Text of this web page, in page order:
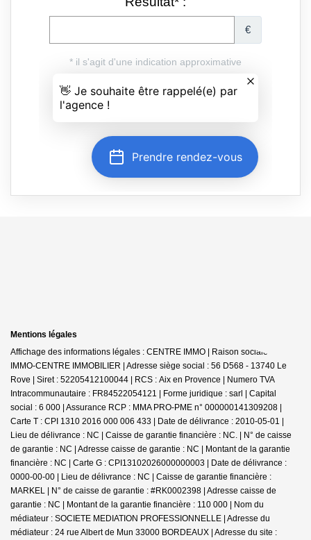
Mentions légales
Affichage des informations légales : CENTRE IMMO | Raison sociale : JDG
IMMO-CENTRE IMMOBILIER | Adresse siège social : 56 D568 - 13740 Le
Rove | Siret : 52205412100044 | RCS : Aix en Provence | Numero TVA
Intracommunautaire : FR84522054121 | Forme juridique : sarl | Capital
social : 6 000 | Assurance RCP : MMA PRO-PME n° 000000141309208 |
Carte T : CPI 1310 2016 000 006 433 | Date de délivrance : 2010-05-01 |
Lieu de délivrance : NC | Caisse de garantie financière : NC. | N° de caisse
de garantie : NC | Adresse caisse de garantie : NC | Montant de la garantie
financière : NC | Carte G : CPI13102026000000003 | Date de délivrance :
0000-00-00 | Lieu de délivrance : NC | Caisse de garantie financière :
MARKEL | N° de caisse de garantie : #RK0002398 | Adresse caisse de
garantie : NC | Montant de la garantie financière : 110 000 | Nom du
médiateur : SOCIETE MEDIATION PROFESSIONNELLE | Adresse du
médiateur : 24 rue Albert de Mun 33000 BORDEAUX | Adresse du site :